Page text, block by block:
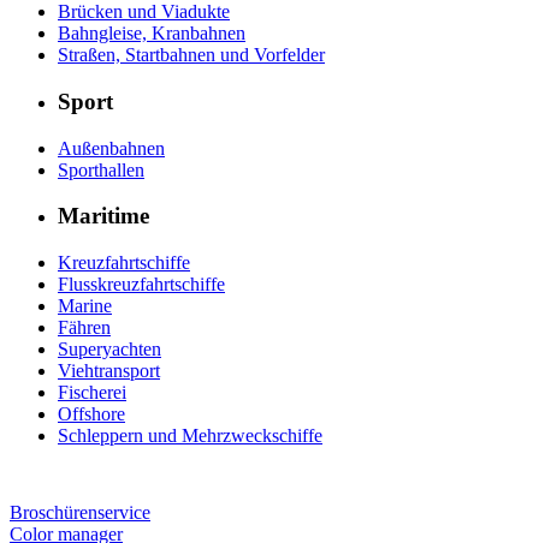
Brücken und Viadukte
Bahngleise, Kranbahnen
Straßen, Startbahnen und Vorfelder
Sport
Außenbahnen
Sporthallen
Maritime
Kreuzfahrtschiffe
Flusskreuzfahrtschiffe
Marine
Fähren
Superyachten
Viehtransport
Fischerei
Offshore
Schleppern und Mehrzweckschiffe
Broschürenservice
Color manager